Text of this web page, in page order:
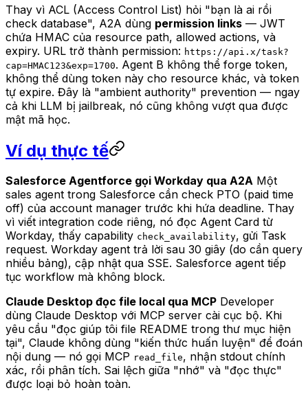
Thay vì ACL (Access Control List) hỏi "bạn là ai rồi
check database", A2A dùng permission links — JWT
chứa HMAC của resource path, allowed actions, và
expiry. URL trở thành permission: https://api.x/task?
cap=HMAC123&exp=1700. Agent B không thể forge token,
không thể dùng token này cho resource khác, và token
tự expire. Đây là "ambient authority" prevention — ngay
cả khi LLM bị jailbreak, nó cũng không vượt qua được
mật mã học.
Ví dụ thực tế
Salesforce Agentforce gọi Workday qua A2A Một
sales agent trong Salesforce cần check PTO (paid time
off) của account manager trước khi hứa deadline. Thay
vì viết integration code riêng, nó đọc Agent Card từ
Workday, thấy capability check_availability, gửi Task
request. Workday agent trả lời sau 30 giây (do cần query
nhiều bảng), cập nhật qua SSE. Salesforce agent tiếp
tục workflow mà không block.
Claude Desktop đọc file local qua MCP Developer
dùng Claude Desktop với MCP server cài cục bộ. Khi
yêu cầu "đọc giúp tôi file README trong thư mục hiện
tại", Claude không dùng "kiến thức huấn luyện" để đoán
nội dung — nó gọi MCP read_file, nhận stdout chính
xác, rồi phân tích. Sai lệch giữa "nhớ" và "đọc thực"
được loại bỏ hoàn toàn.